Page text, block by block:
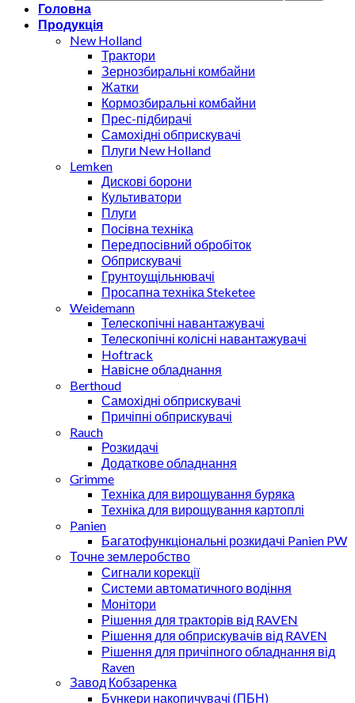
Головна
Продукція
New Holland
Трактори
Зернозбиральні комбайни
Жатки
Кормозбиральні комбайни
Прес-підбирачі
Самохідні обприскувачі
Плуги New Holland
Lemken
Дискові борони
Культиватори
Плуги
Посівна техніка
Передпосівний обробіток
Обприскувачі
Грунтоущільнювачі
Просапна техніка Steketee
Weidemann
Телескопічні навантажувачі
Телескопічні колісні навантажувачі
Hoftrack
Навісне обладнання
Berthoud
Самохідні обприскувачі
Причіпні обприскувачі
Rauch
Розкидачі
Додаткове обладнання
Grimme
Техніка для вирощування буряка
Техніка для вирощування картоплі
Panien
Багатофункціональні розкидачі Panien PW
Точне землеробство
Сигнали корекції
Системи автоматичного водіння
Монітори
Рішення для тракторів від RAVEN
Рішення для обприскувачів від RAVEN
Рішення для причіпного обладнання від
Raven
Завод Кобзаренка
Бункери накопичувачі (ПБН)